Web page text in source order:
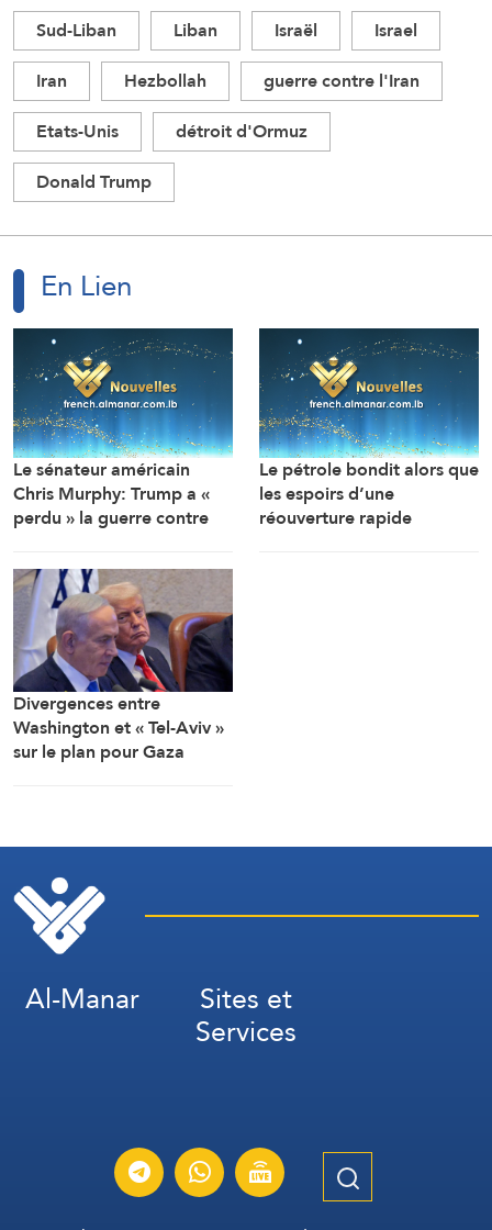
Sud-Liban Liban Israël
Israel
Iran
Hezbollah
guerre contre l'Iran
Etats-Unis
détroit d'Ormuz
Donald Trump
En Lien
Le sénateur américain
Chris Murphy: Trump a «
perdu » la guerre contre
affaiblit Washington
Le pétrole bondit alors que
les espoirs d’une
réouverture rapide
Divergences entre
Washington et « Tel-Aviv »
sur le plan pour Gaza
Al-Manar Sites et
Services